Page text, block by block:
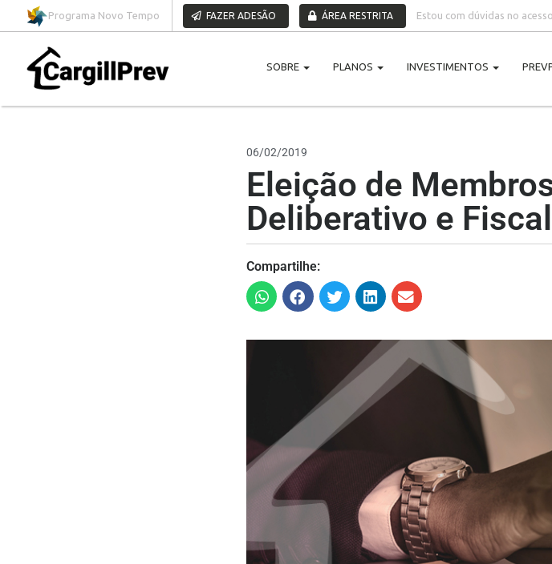
Pular para o conteúdo
Programa Novo Tempo FAZER ADESÃO ÁREA RESTRITA Estou com dúvidas no acesso
SOBRE PLANOS INVESTIMENTOS
06/02/2019
Eleição de
Deliberativo e
Compartilhe: